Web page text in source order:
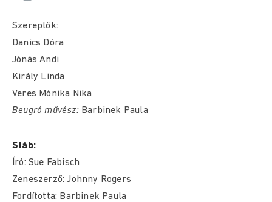
Szereplők:
Danics Dóra
Jónás Andi
Király Linda
Veres Mónika Nika
Beugró művész:Barbinek Paula
Stáb:
Író: Sue Fabisch
Zeneszerző: Johnny Rogers
Fordította: Barbinek Paula